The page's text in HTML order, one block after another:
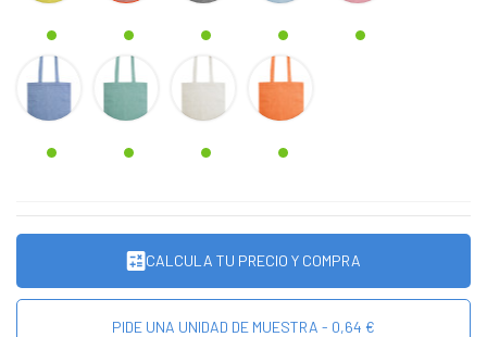
AZUL VERDE BEIG NARANJA
CALCULA TU PRECIO Y COMPRA
PIDE UNA UNIDAD DE MUESTRA - 0,64 €